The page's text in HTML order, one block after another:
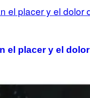
el placer y el